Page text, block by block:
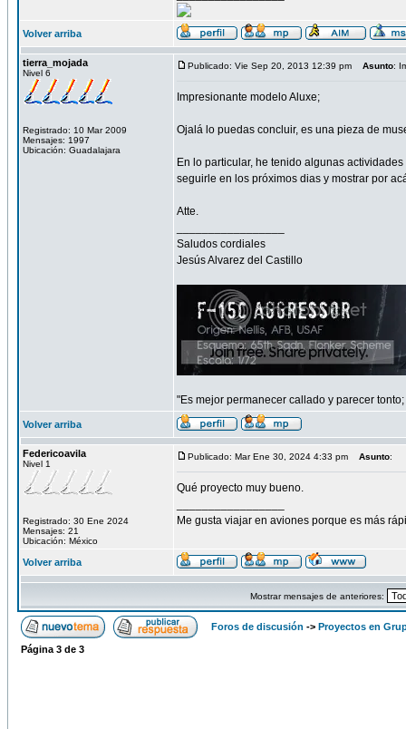
Volver arriba
tierra_mojada
Nivel 6
Registrado: 10 Mar 2009
Mensajes: 1997
Ubicación: Guadalajara
Publicado: Vie Sep 20, 2013 12:39 pm Asunto:
Impresionante modelo Aluxe;
Ojalá lo puedas concluir, es una pieza de
En lo particular, he tenido algunas
seguirle en los próximos dias y mostrar por
Atte.
Saludos cordiales
Jesús Alvarez del Castillo
"Es mejor permanecer callado y parecer
Volver arriba
Federicoavila
Nivel 1
Registrado: 30 Ene 2024
Mensajes: 21
Ubicación: México
Publicado: Mar Ene 30, 2024 4:33 pm Asunto:
Qué proyecto muy bueno.
Me gusta viajar en aviones porque es más
Volver arriba
Mostrar mensajes de anteriores:
Foros de discusión -> Proyectos en
Página 3 de 3